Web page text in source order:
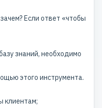
Если ответ «чтобы
знаний, необходимо
этого инструмента.
клиентам;